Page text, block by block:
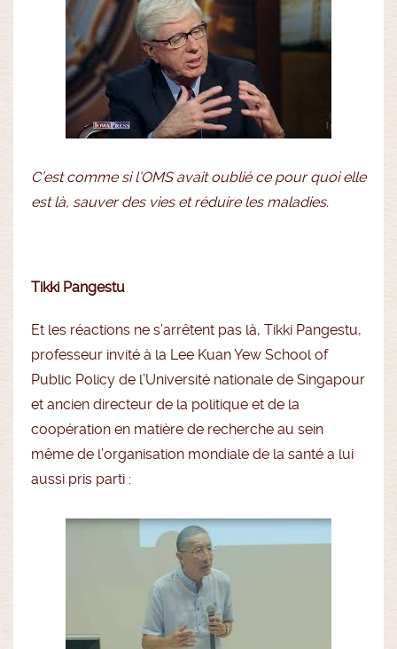
C’est comme si l’OMS avait oublié ce pour quoi elle
est là, sauver des vies et réduire les maladies.
Tikki Pangestu
Et les réactions ne s’arrêtent pas là, Tikki Pangestu,
professeur invité à la Lee Kuan Yew School of
Public Policy de l’Université nationale de Singapour
et ancien directeur de la politique et de la
coopération en matière de recherche au sein
même de l’organisation mondiale de la santé a lui
aussi pris parti :